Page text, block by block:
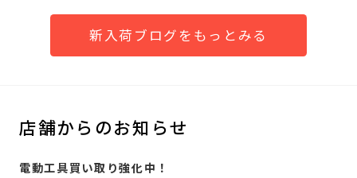
新入荷ブログをもっとみる
店舗からのお知らせ
電動工具買い取り強化中！